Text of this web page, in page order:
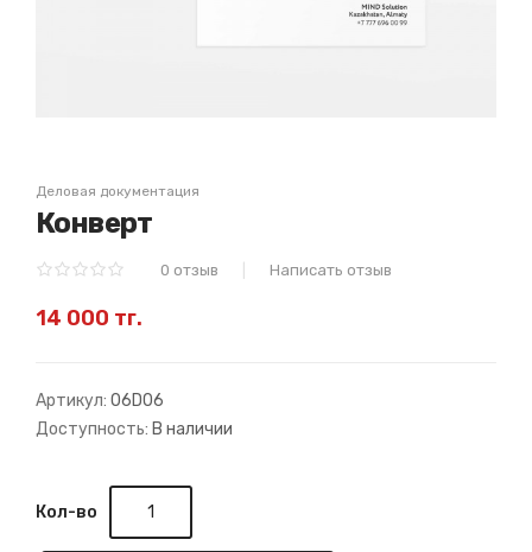
Деловая документация
Конверт
0 отзыв Написать отзыв
14 000 тг.
Артикул: 06D06
Доступность: В наличии
Кол-во